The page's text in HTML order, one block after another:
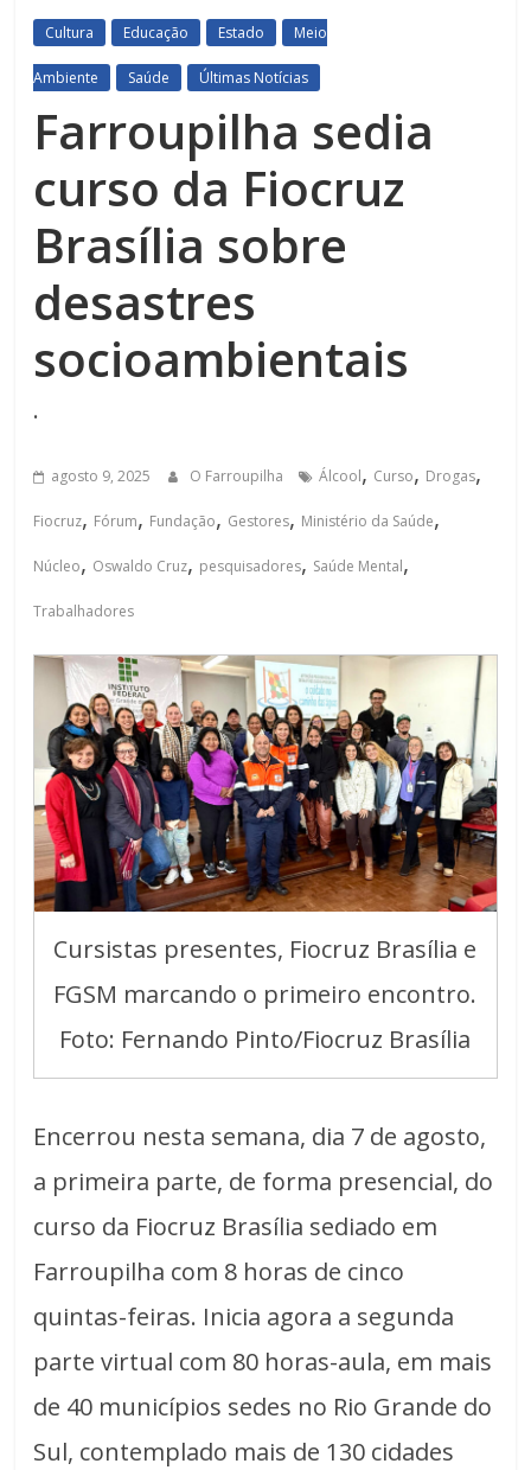
Cultura Educação Estado Meio
Ambiente Saúde Últimas Notícias
Farroupilha sedia
curso da Fiocruz
Brasília sobre
desastres
socioambientais
.
agosto 9, 2025 O Farroupilha Álcool, Curso, Drogas,
Fiocruz, Fórum, Fundação, Gestores, Ministério da Saúde,
Núcleo, Oswaldo Cruz, pesquisadores, Saúde Mental,
Trabalhadores
Cursistas presentes, Fiocruz Brasília e
FGSM marcando o primeiro encontro.
Foto: Fernando Pinto/Fiocruz Brasília
Encerrou nesta semana, dia 7 de agosto,
a primeira parte, de forma presencial, do
curso da Fiocruz Brasília sediado em
Farroupilha com 8 horas de cinco
quintas-feiras. Inicia agora a segunda
parte virtual com 80 horas-aula, em mais
de 40 municípios sedes no Rio Grande do
Sul, contemplado mais de 130 cidades